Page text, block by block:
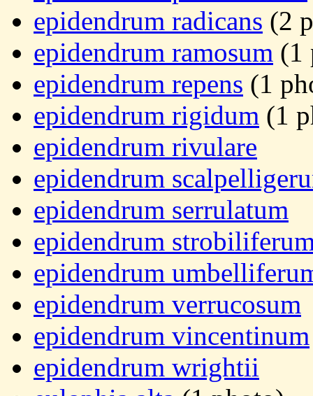
epidendrum radicans (2
epidendrum ramosum (1
epidendrum repens (1
epidendrum rigidum (1
epidendrum rivulare
epidendrum
epidendrum serrulatum
epidendrum
epidendrum
epidendrum verrucosum
epidendrum vincentinum
epidendrum wrightii